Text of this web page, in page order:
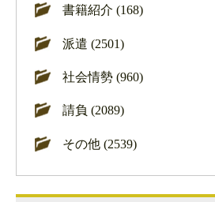
書籍紹介 (168)
派遣 (2501)
社会情勢 (960)
請負 (2089)
その他 (2539)